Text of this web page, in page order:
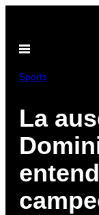
contenido
Abrir
Sports
La